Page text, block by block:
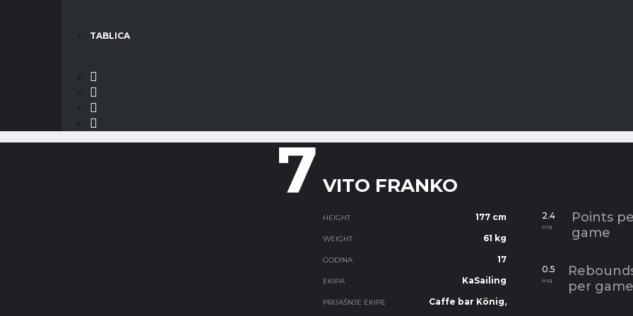
TABLICA
7 VITO FRANKO
HEIGHT 177 cm
WEIGHT 61 kg
GODINA 17
EKIPA KaSailing
PRIJAŠNJE EKIPE Caffe bar König,
2.4
avg
Points
game
0.5
avg
per game